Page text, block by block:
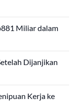
Miliar dalam
Dijanjikan
Kerja ke